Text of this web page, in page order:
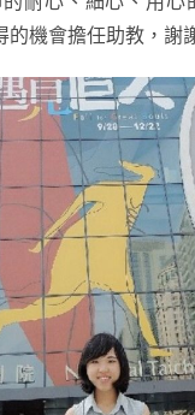
機會擔任助教，謝